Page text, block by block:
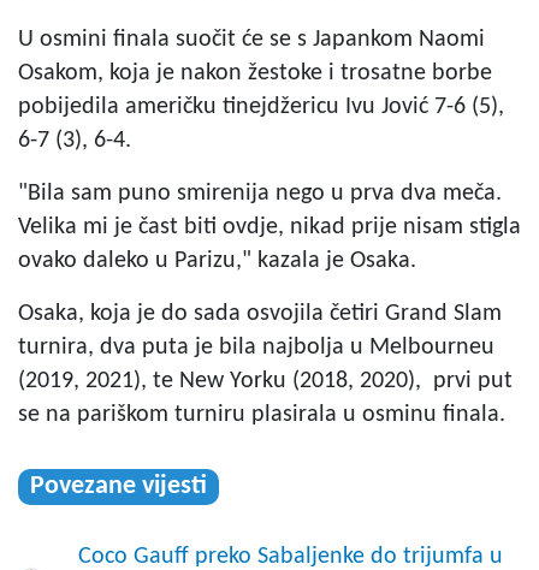
U osmini finala suočit će se s Japankom Naomi
Osakom, koja je nakon žestoke i trosatne borbe
pobijedila američku tinejdžericu Ivu Jović 7-6 (5),
6-7 (3), 6-4.
"Bila sam puno smirenija nego u prva dva meča.
Velika mi je čast biti ovdje, nikad prije nisam stigla
ovako daleko u Parizu," kazala je Osaka.
Osaka, koja je do sada osvojila četiri Grand Slam
turnira, dva puta je bila najbolja u Melbourneu
(2019, 2021), te New Yorku (2018, 2020), prvi put
se na pariškom turniru plasirala u osminu finala.
Povezane vijesti
Coco Gauff preko Sabaljenke do trijumfa u